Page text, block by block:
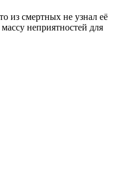
из смертных не узнал её
неприятностей для